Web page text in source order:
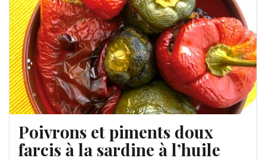
Poivrons et piments doux
farcis à la sardine à l’huile